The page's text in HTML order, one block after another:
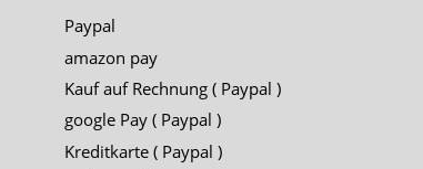
Paypal
amazon pay
Kauf auf Rechnung ( Paypal )
google Pay ( Paypal )
Kreditkarte ( Paypal )